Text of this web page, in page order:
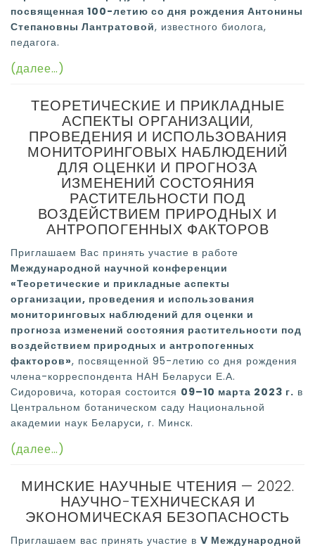
посвященная 100-летию со дня рождения Антонины
Степановны Лантратовой, известного биолога,
педагога.
(далее…)
ТЕОРЕТИЧЕСКИЕ И ПРИКЛАДНЫЕ
АСПЕКТЫ ОРГАНИЗАЦИИ,
ПРОВЕДЕНИЯ И ИСПОЛЬЗОВАНИЯ
МОНИТОРИНГОВЫХ НАБЛЮДЕНИЙ
ДЛЯ ОЦЕНКИ И ПРОГНОЗА
ИЗМЕНЕНИЙ СОСТОЯНИЯ
РАСТИТЕЛЬНОСТИ ПОД
ВОЗДЕЙСТВИЕМ ПРИРОДНЫХ И
АНТРОПОГЕННЫХ ФАКТОРОВ
Приглашаем Вас принять участие в работе
Международной научной конференции
«Теоретические и прикладные аспекты
организации, проведения и использования
мониторинговых наблюдений для оценки и
прогноза изменений состояния растительности под
воздействием природных и антропогенных
факторов», посвященной 95-летию со дня рождения
члена-корреспондента НАН Беларуси Е.А.
Сидоровича, которая состоится 09–10 марта 2023 г. в
Центральном ботаническом саду Национальной
академии наук Беларуси, г. Минск.
(далее…)
МИНСКИЕ НАУЧНЫЕ ЧТЕНИЯ — 2022.
НАУЧНО-ТЕХНИЧЕСКАЯ И
ЭКОНОМИЧЕСКАЯ БЕЗОПАСНОСТЬ
Приглашаем вас принять участие в V Международной